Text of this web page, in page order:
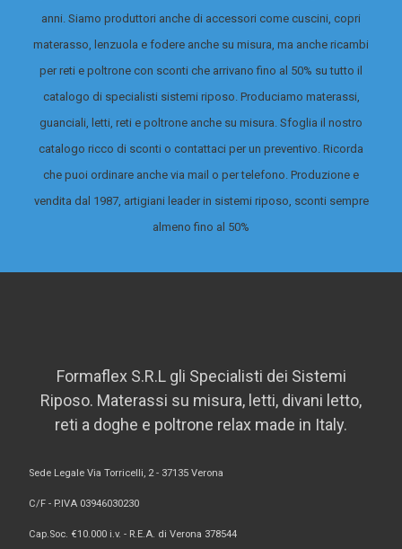
anni. Siamo produttori anche di accessori come cuscini, copri
materasso, lenzuola e fodere anche su misura, ma anche ricambi
per reti e poltrone con sconti che arrivano fino al 50% su tutto il
catalogo di specialisti sistemi riposo. Produciamo materassi,
guanciali, letti, reti e poltrone anche su misura. Sfoglia il nostro
catalogo ricco di sconti o contattaci per un preventivo. Ricorda
che puoi ordinare anche via mail o per telefono. Produzione e
vendita dal 1987, artigiani leader in sistemi riposo, sconti sempre
almeno fino al 50%
Formaflex S.R.L gli Specialisti dei Sistemi
Riposo. Materassi su misura, letti, divani letto,
reti a doghe e poltrone relax made in Italy.
Sede Legale Via Torricelli, 2 - 37135 Verona
C/F - P.IVA 03946030230
Cap.Soc. €10.000 i.v. - R.E.A. di Verona 378544